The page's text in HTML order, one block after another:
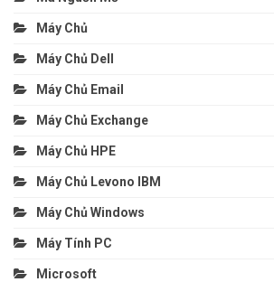
Máy Chủ
Máy Chủ Dell
Máy Chủ Email
Máy Chủ Exchange
Máy Chủ HPE
Máy Chủ Levono IBM
Máy Chủ Windows
Máy Tính PC
Microsoft